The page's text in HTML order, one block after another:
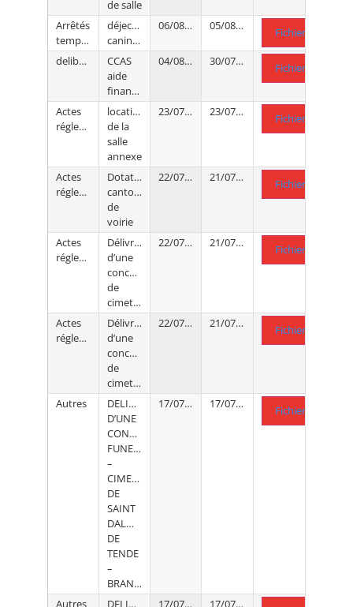
de salle
Arrêtés
temporaires
déjections
canines
06/08/2026 05/08/2026
Fichier .PDF
deliberations
CCAS
aide
financière
04/08/2026 30/07/2026 Fichier .PDF
Actes
réglementaires
location
de la
salle
annexe
23/07/2026 23/07/2026 Fichier .PDF
Actes
réglementaires
Dotation
cantonale
de
voirie
22/07/2026 21/07/2026 Fichier .PDF
Actes
réglementaires
Délivrance
d’une
concession
de
cimetière
22/07/2026 21/07/2026 Fichier .PDF
Actes
réglementaires
Délivrance
d’une
concession
de
cimetière
22/07/2026 21/07/2026 Fichier .PDF
Autres
DELIVRANCE
D’UNE
CONCESSION
FUNERAIRE
–
CIMETIERE
DE
SAINT
DALMAS
DE
TENDE
–
BRANGER
17/07/2026 17/07/2026 Fichier .PDF
Autres DELIVRANCE 17/07/2026 17/07/2026